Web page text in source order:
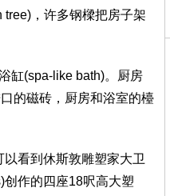
，许多钢樑把房子架
缸(spa-like bath)。厨房
的磁砖，厨房和浴室的檯
看到休斯敦雕塑家大卫
作的四座18呎高大塑